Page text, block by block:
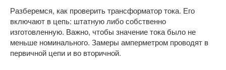
Разберемся, как проверить трансформатор тока. Его
включают в цепь: штатную либо собственно
изготовленную. Важно, чтобы значение тока было не
меньше номинального. Замеры амперметром проводят в
первичной цепи и во вторичной.